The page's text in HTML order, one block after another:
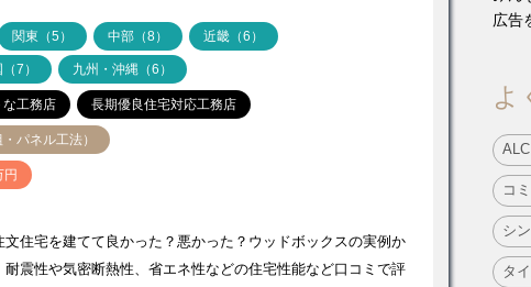
関東（5） 中部（8） 近畿（6）
7） 九州・沖縄（6）
な工務店 長期優良住宅対応工務店
パネル工法）
円
文住宅を建てて良かった？悪かった？ウッドボックスの実例か
耐震性や気密断熱性、省エネ性などの住宅性能など口コミで評
広告
よ
コ
シ
タ